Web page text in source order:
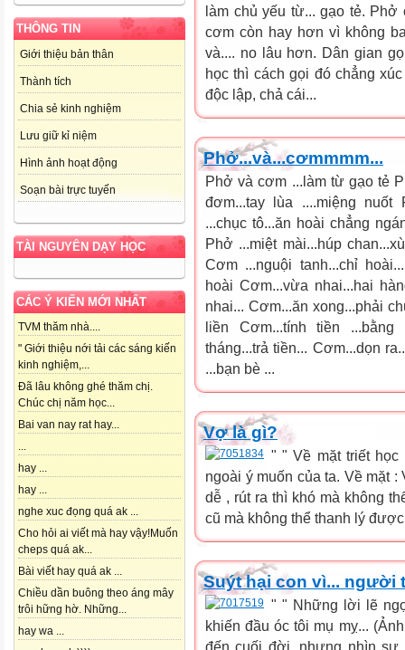
THÔNG TIN
Giới thiệu bản thân
Thành tích
Chia sẻ kinh nghiệm
Lưu giữ kỉ niệm
Hình ảnh hoạt động
Soạn bài trực tuyến
TÀI NGUYÊN DẠY HỌC
CÁC Ý KIẾN MỚI NHẤT
TVM thăm nhà....
" Giới thiệu nới tải các sáng kiến
kinh nghiệm,...
Đã lâu không ghé thăm chị.
Chúc chị năm học...
Bai van nay rat hay...
...
hay ...
hay ...
nghe xuc đọng quá ak ...
Cho hỏi ai viết mà hay vậy!Muốn
cheps quá ak...
Bài viết hay quá ak ...
Chiều dần buông theo áng mây
trôi hững hờ. Những...
hay wa ...
làm chủ yếu từ... gạo tẻ.
cơm còn hay hơn vì không
và.... no lâu hơn. Dân gian
học thì cách gọi đó chẳng
độc lập, chả cái...
Phở...và...cơmmmm...
Phở và cơm ...làm từ gạo tẻ
đơm...tay lùa ....miệng nuốt
...chục tô...ăn hoài chẳng
Phở ...miệt mài...húp
Cơm ...nguội tanh...chỉ
hoài Cơm...vừa nhai...hai
nhai... Cơm...ăn xong...phải
liền Cơm...tính tiền
tháng...trả tiền... Cơm...dọn
...bạn bè ...
Vợ là gì?
" " Về mặt triết
ngoài ý muốn của ta. Về mặt
dễ , rút ra thì khó mà không
cũ mà không thể thanh lý
Suýt hại con vì... người
" " Những lời lẽ
khiến đầu óc tôi mụ mỵ...
đến cuối đời, nhưng nhìn sự